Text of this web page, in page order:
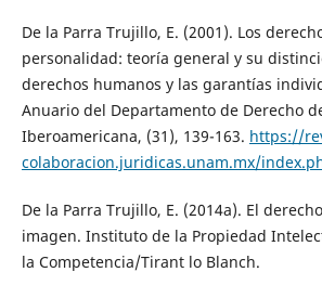
De la Parra Trujillo, E. (2001). Los
personalidad: teoría general y su
derechos humanos y las garantías
Anuario del Departamento de Derecho
Iberoamericana, (31), 139-163. https://
colaboracion.juridicas.unam.mx/
De la Parra Trujillo, E. (2014a). El
imagen. Instituto de la Propiedad
la Competencia/Tirant lo Blanch.